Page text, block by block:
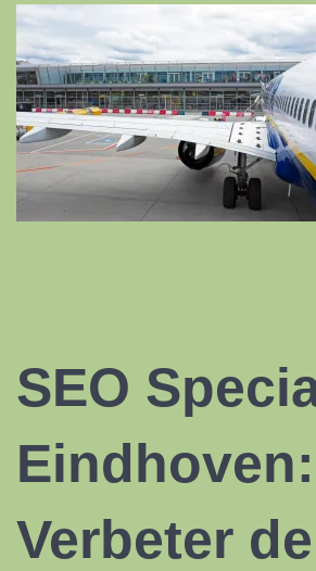
SEO
Eindhoven:
Verbeter de